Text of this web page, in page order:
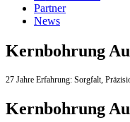
Partner
News
Kernbohrung
27 Jahre Erfahrung: Sorgfalt,
Kernbohrung